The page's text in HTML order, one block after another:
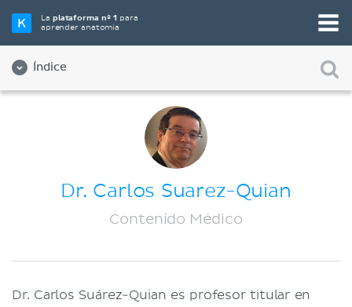
Laplataforma nº 1 para
aprender anatomía
Índice
Empleos
Contact
Dr. Carlos Suarez-Quian
Contenido Médico
Dr. Carlos Suárez-Quian es profesor titular en